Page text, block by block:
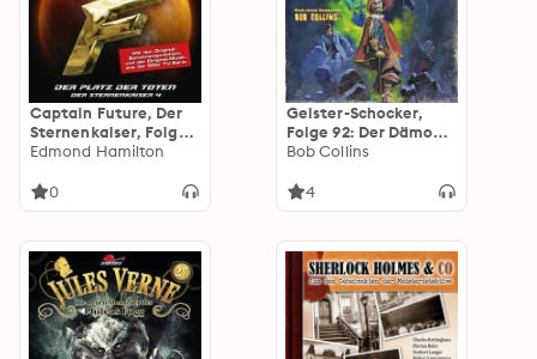
Captain Future, Der
Sternenkaiser, Folge
4: Der Platz der Toten
Edmond Hamilton
0
Geister-Schocker,
Folge 92: Der Dämon
der Meere
Bob Collins
4